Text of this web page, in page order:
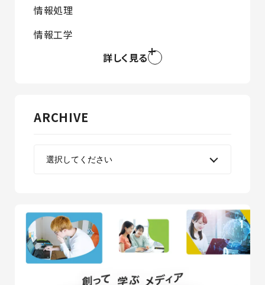
情報処理
情報工学
詳しく見る
ARCHIVE